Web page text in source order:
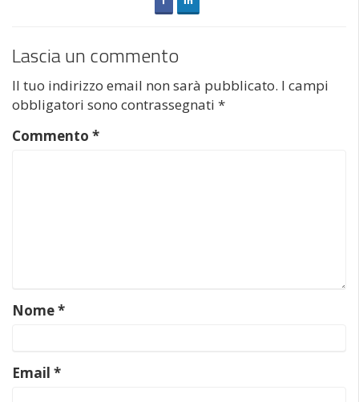
Lascia un commento
Il tuo indirizzo email non sarà pubblicato. I campi
obbligatori sono contrassegnati *
Commento *
Nome*
Email *